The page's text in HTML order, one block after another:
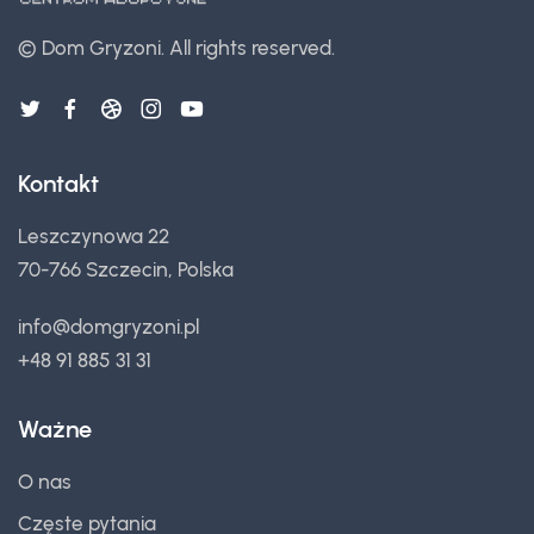
© Dom Gryzoni. All rights reserved.
Kontakt
Leszczynowa 22
70-766 Szczecin, Polska
info@domgryzoni.pl
+48 91 885 31 31
Ważne
O nas
Częste pytania